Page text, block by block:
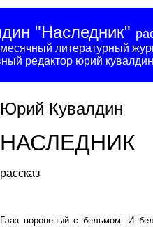
"Наследник"
литературный
редактор юрий
Юрий Кувалдин
НАСЛЕДНИК
рассказ
Глаз вороненый с бельмом. И